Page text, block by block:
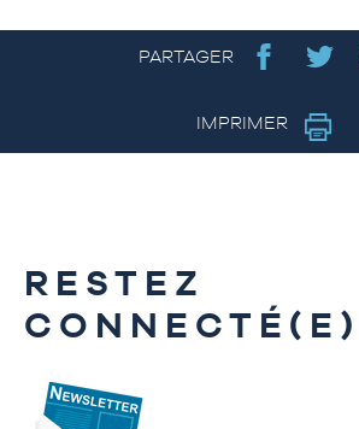
PARTAGER
IMPRIMER
RESTEZ
CONNECTÉ(E)